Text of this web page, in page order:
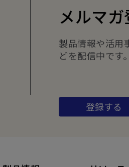
メルマ
製品情報や活用
どを配信中です。
登録する